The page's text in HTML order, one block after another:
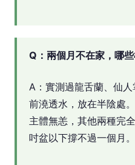
Q：兩個月不在家，哪
A：實測過龍舌蘭、仙
前澆透水，放在半陰處
主體無恙，其他兩種完
吋盆以下撐不過一個月。